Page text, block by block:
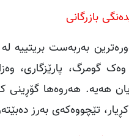
بازرگانی
بەربەست بریتییە
گومرگ، پارێزگاری،
هەیە. هەروەها گۆڕینی
تێچووەکەی بەرز